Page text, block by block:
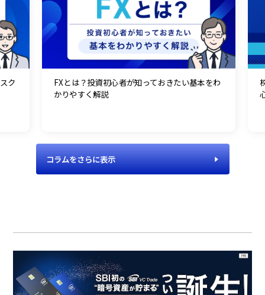
ク
FXとは？投資初心者が知っておきたい基本をわ
かりやすく解説
コラムをさらに表示